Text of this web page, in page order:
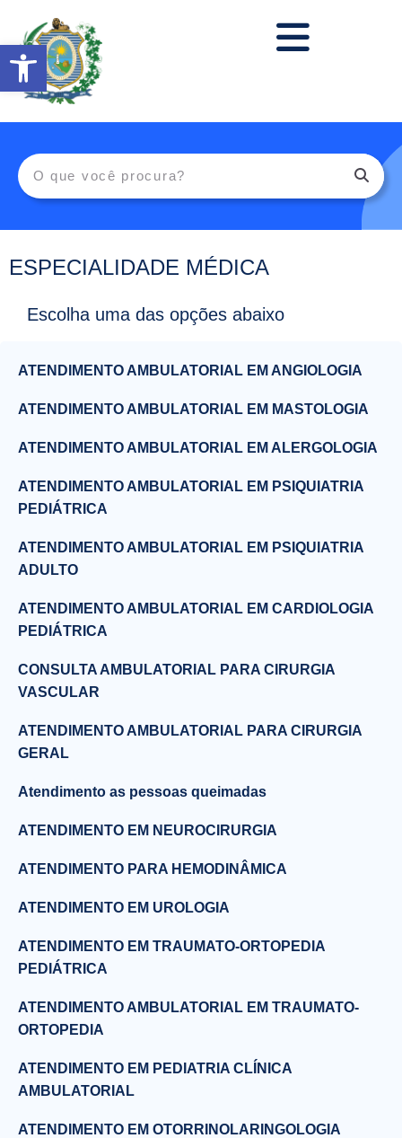
Abrir a barra de ferramentas
ESPECIALIDADE MÉDICA
Escolha uma das opções abaixo
ATENDIMENTO AMBULATORIAL EM ANGIOLOGIA
ATENDIMENTO AMBULATORIAL EM MASTOLOGIA
ATENDIMENTO AMBULATORIAL EM ALERGOLOGIA
ATENDIMENTO AMBULATORIAL EM PSIQUIATRIA
PEDIÁTRICA
ATENDIMENTO AMBULATORIAL EM PSIQUIATRIA
ADULTO
ATENDIMENTO AMBULATORIAL EM CARDIOLOGIA
PEDIÁTRICA
CONSULTA AMBULATORIAL PARA CIRURGIA
VASCULAR
ATENDIMENTO AMBULATORIAL PARA CIRURGIA
GERAL
Atendimento as pessoas queimadas
ATENDIMENTO EM NEUROCIRURGIA
ATENDIMENTO PARA HEMODINÂMICA
ATENDIMENTO EM UROLOGIA
ATENDIMENTO EM TRAUMATO-ORTOPEDIA
PEDIÁTRICA
ATENDIMENTO AMBULATORIAL EM TRAUMATO-
ORTOPEDIA
ATENDIMENTO EM PEDIATRIA CLÍNICA
AMBULATORIAL
ATENDIMENTO EM OTORRINOLARINGOLOGIA